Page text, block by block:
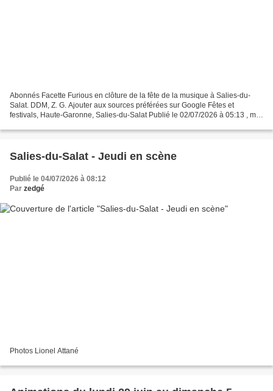
Abonnés Facette Furious en clôture de la fête de la musique à Salies-du-
Salat. DDM, Z. G. Ajouter aux sources préférées sur Google Fêtes et
festivals, Haute-Garonne, Salies-du-Salat Publié le 02/07/2026 à 05:13 , mis
Salies-du-Salat - Jeudi en scène
Publié le 04/07/2026 à 08:12
Par zedgé
Photos Lionel Attané